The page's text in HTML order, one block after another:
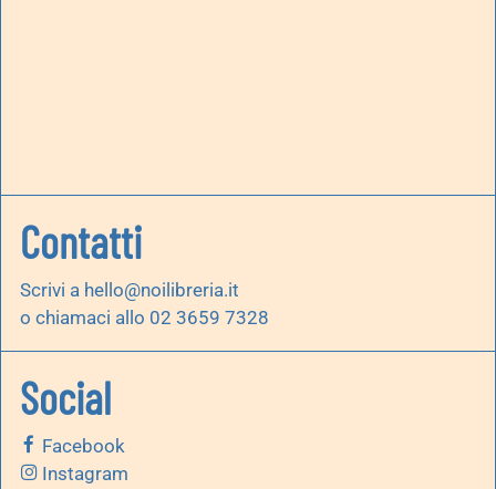
Contatti
Scrivi a hello@noilibreria.it
o chiamaci allo 02 3659 7328
Social
Facebook
Instagram